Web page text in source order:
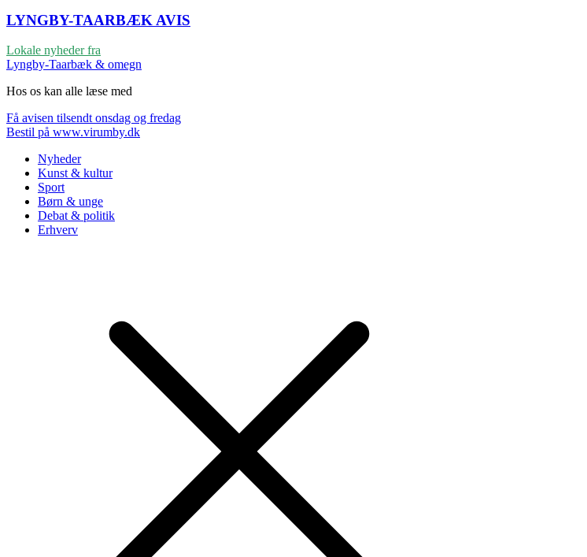
LYNGBY-TAARBÆK AVIS
Lokale nyheder fra
Lyngby-Taarbæk & omegn
Hos os kan alle læse med
Få avisen tilsendt onsdag og fredag
Bestil på www.virumby.dk
Nyheder
Kunst & kultur
Sport
Børn & unge
Debat & politik
Erhverv